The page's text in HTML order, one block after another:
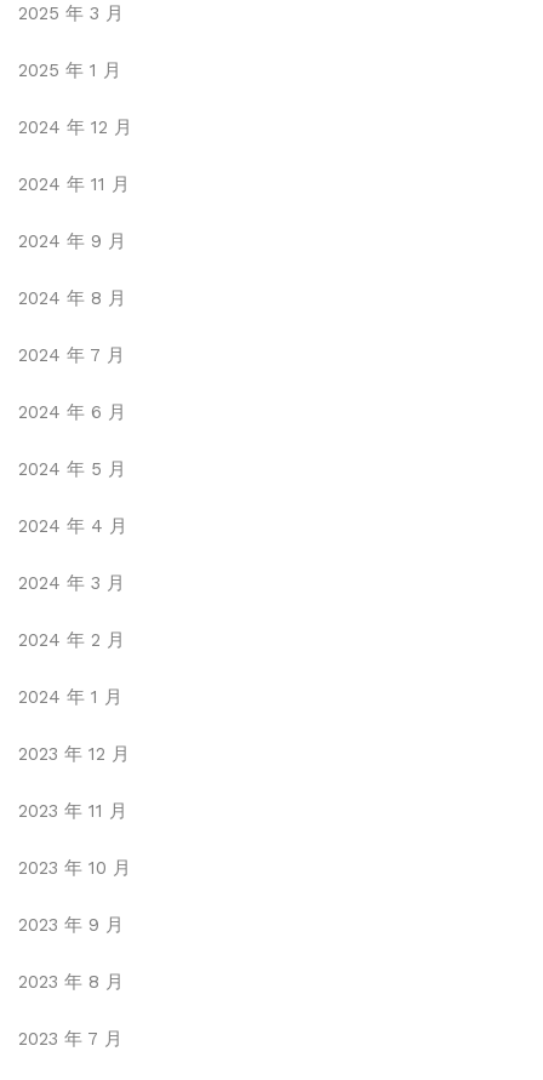
2025 年 3 月
2025 年 1 月
2024 年 12 月
2024 年 11 月
2024 年 9 月
2024 年 8 月
2024 年 7 月
2024 年 6 月
2024 年 5 月
2024 年 4 月
2024 年 3 月
2024 年 2 月
2024 年 1 月
2023 年 12 月
2023 年 11 月
2023 年 10 月
2023 年 9 月
2023 年 8 月
2023 年 7 月